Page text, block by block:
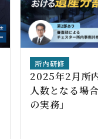
所内研修
2025年2月所
人数となる場
の実務」